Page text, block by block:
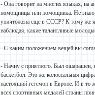
- Она говорит на многих языках, на
помощницы или помощника. Не знаю,
уничтожена еще в СССР? К тому же я
наблюдая, какие талантливые
- С каким положением вещей вы
- Начну с приятного. Был ошарашен,
баскетбол. Это же колоссальная
настоящий гегемон в Европе. И в то
всех спортивных медалей страны